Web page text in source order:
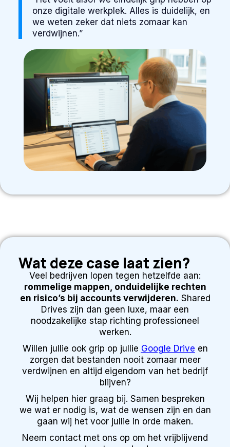
onze digitale werkplek. Alles is duidelijk, en
we weten zeker dat niets zomaar kan
verdwijnen.”
Wat deze case laat zien?
Veel bedrijven lopen tegen hetzelfde aan:
rommelige mappen, onduidelijke rechten
en risico’s bij accounts verwijderen. Shared
Drives zijn dan geen luxe, maar een
noodzakelijke stap richting professioneel
werken.
Willen jullie ook grip op jullie Google Drive en
zorgen dat bestanden nooit zomaar meer
verdwijnen en altijd eigendom van het bedrijf
blijven?
Wij helpen hier graag bij. Samen bespreken
we wat er nodig is, wat de wensen zijn en dan
gaan wij het voor jullie in orde maken.
Neem contact met ons op om het vrijblijvend